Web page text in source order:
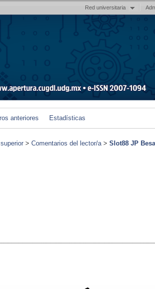
Red universitaria
anteriores Estadísticas
> Comentarios del lector/a> Slot88 JP